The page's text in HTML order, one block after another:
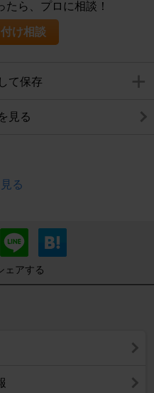
たら、プロに相談！
け相談
て保存
見る
る
ェアする